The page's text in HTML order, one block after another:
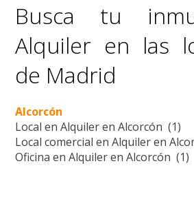
Busca tu
Alquiler en las
de Madrid
Alcorcón
Local en Alquiler en Alcorcón (1)
Local comercial en Alquiler en
Oficina en Alquiler en Alcorcón (1)